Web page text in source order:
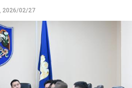
, 2026/02/27